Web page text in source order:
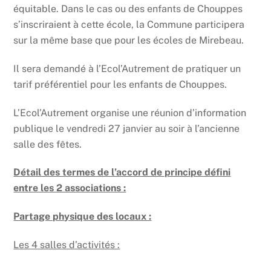
équitable. Dans le cas ou des enfants de Chouppes
s’inscriraient à cette école, la Commune participera
sur la même base que pour les écoles de Mirebeau.
Il sera demandé à l’Ecol’Autrement de pratiquer un
tarif préférentiel pour les enfants de Chouppes.
L’Ecol’Autrement organise une réunion d’information
publique le vendredi 27 janvier au soir à l’ancienne
salle des fêtes.
Détail des termes de l’accord de principe défini
entre les 2 associations :
Partage physique des locaux :
Les 4 salles d’activités :